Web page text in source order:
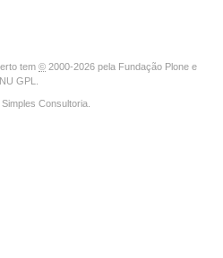
tem © 2000-2026 pela Fundação Plone e
GPL
Simples Consultoria